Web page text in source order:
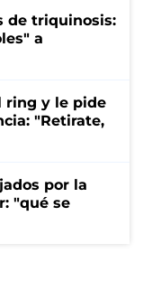
de triquinosis:
a
ring y le pide
"Retirate,
por la
"qué se